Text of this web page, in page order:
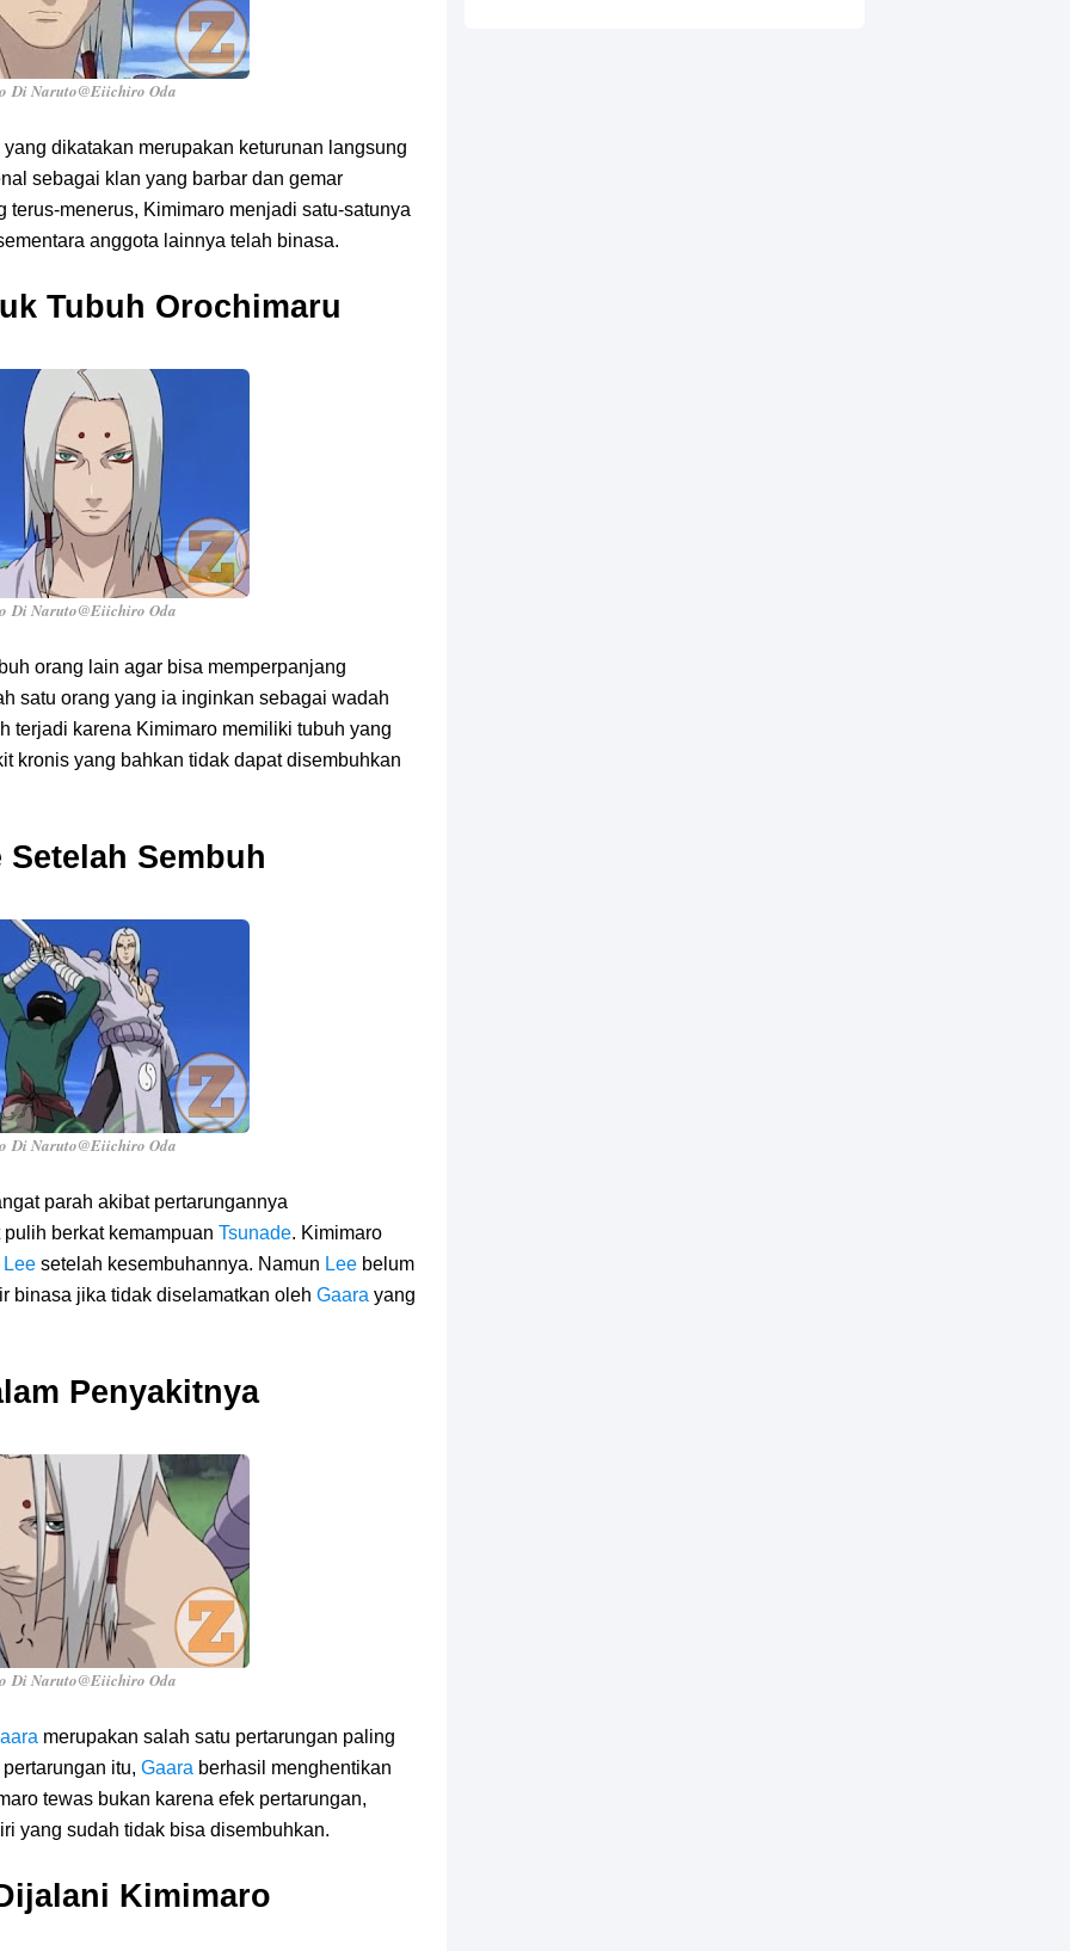
Di Naruto@Eiichiro Oda
yang dikatakan merupakan keturunan langsung
sebagai klan yang barbar dan gemar
terus-menerus, Kimimaro menjadi satu-satunya
anggota lainnya telah binasa.
Tubuh Orochimaru
Di Naruto@Eiichiro Oda
orang lain agar bisa memperpanjang
satu orang yang ia inginkan sebagai wadah
terjadi karena Kimimaro memiliki tubuh yang
kronis yang bahkan tidak dapat disembuhkan
Sembuh
Di Naruto@Eiichiro Oda
parah akibat pertarungannya
berkat kemampuan Tsunade. Kimimaro
Lee setelah kesembuhannya. Namun Lee belum
binasa jika tidak diselamatkan oleh Gaara yang
Penyakitnya
Di Naruto@Eiichiro Oda
merupakan salah satu pertarungan paling
itu, Gaara berhasil menghentikan
tewas bukan karena efek pertarungan,
yang sudah tidak bisa disembuhkan.
Kimimaro